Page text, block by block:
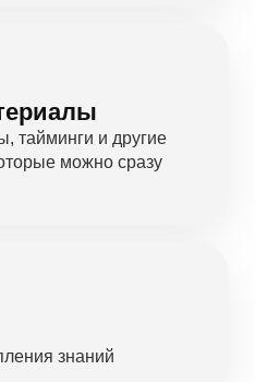
тайминги и другие
можно сразу
знаний